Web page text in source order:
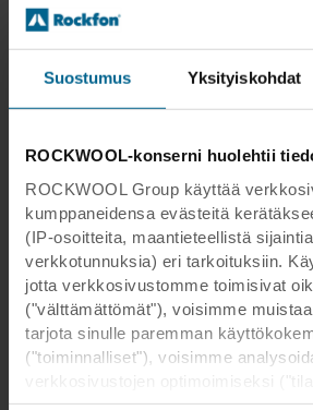
Suostumus Yksityiskohdat
ROCKWOOL-konserni huolehtii
ROCKWOOL Group käyttää
kumppaneidensa evästeitä
(IP-osoitteita, maantieteellistä
verkkotunnuksia) eri tarkoituksiin.
jotta verkkosivustomme toimisivat
("välttämättömät"), voisimme
tarjota sinulle paremman
("toiminnalliset"), voisimme
kohdistaaksemme sisältömme ja
Ajattelutapamme
Terveys, turvallisuus ja
sisäympäristössä
Ihmiset haluavat asua terveellisessä